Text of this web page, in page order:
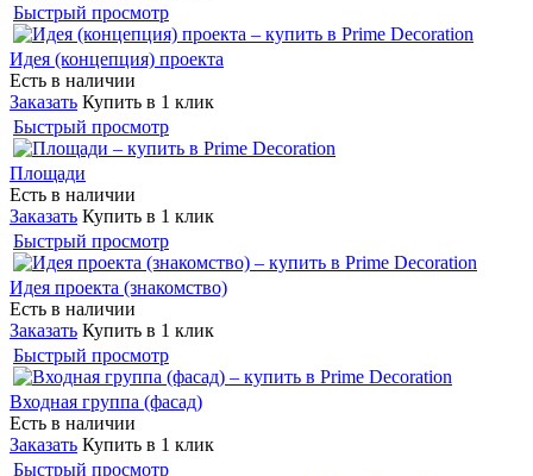
Быстрый просмотр
Идея (концепция) проекта
Есть в наличии
Заказать Купить в 1 клик
Быстрый просмотр
Площади
Есть в наличии
Заказать Купить в 1 клик
Быстрый просмотр
Идея проекта (знакомство)
Есть в наличии
Заказать Купить в 1 клик
Быстрый просмотр
Входная группа (фасад)
Есть в наличии
Заказать Купить в 1 клик
Быстрый просмотр